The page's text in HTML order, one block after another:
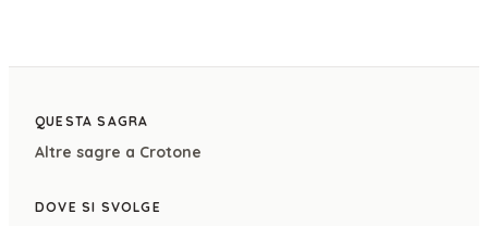
QUESTA SAGRA
Altre sagre a Crotone
DOVE SI SVOLGE